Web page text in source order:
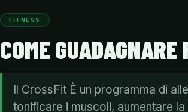
FITNESS
COME
Il CrossFit È un programma di
tonificare i muscoli, aumentare